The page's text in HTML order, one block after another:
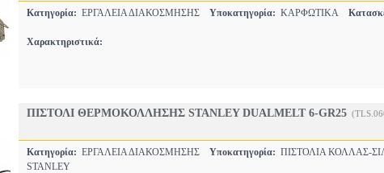
Κατηγορία: ΕΡΓΑΛΕΙΑ ΔΙΑΚΟΣΜΗΣΗΣ Υποκατηγορία: ΚΑΡΦΩΤΙΚΑ
Χαρακτηριστικά:
ΠΙΣΤΟΛΙ ΘΕΡΜΟΚΟΛΛΗΣΗΣ STANLEY DUALMELT 6-GR25
Κατηγορία: ΕΡΓΑΛΕΙΑ ΔΙΑΚΟΣΜΗΣΗΣ Υποκατηγορία: ΠΙΣΤΟΛΙΑ ΚΟΛΛΑΣ-
STANLEY